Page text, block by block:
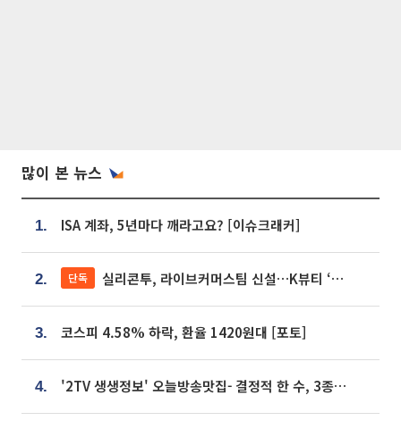
많이 본 뉴스
1. ISA 계좌, 5년마다 깨라고요? [이슈크래커]
2. 단독 실리콘투, 라이브커머스팀 신설…K뷰티 ‘글로벌 판매망’ 확대[K뷰티 라방戰]
3. 코스피 4.58% 하락, 환율 1420원대 [포토]
4. '2TV 생생정보' 오늘방송맛집- 결정적 한 수, 3종 메밀면! 메밀 소바 맛집 '의○○○○'